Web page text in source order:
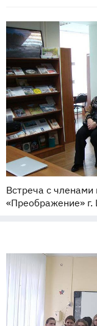
Встреча с членами
«Преображение»